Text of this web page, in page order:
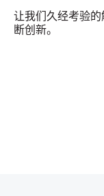
让我们久经考验
断创新。